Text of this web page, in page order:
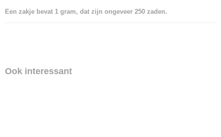
Een zakje bevat 1 gram, dat zijn ongeveer 250 zaden.
Ook interessant